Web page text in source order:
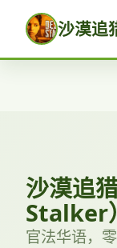
沙漠追
沙漠追
Stalker）
官法华语，